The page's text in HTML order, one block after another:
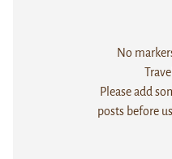
No
Please add
posts before